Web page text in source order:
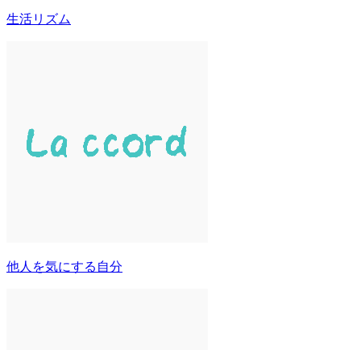
生活リズム
他人を気にする自分